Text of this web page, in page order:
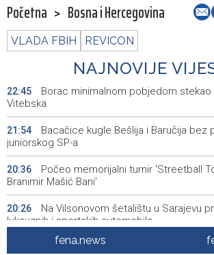
Početna > Bosna i Hercegovina
VLADA FBIH REVICON
NAJNOVIJE
22:45
Borac minimalnom pobjedom
Vitebska
21:54
Bacačice kugle Bešlija i Baručija bez
juniorskog SP-a
20:36
Počeo memorijalni turnir 'Streetball
Branimir Mašić Bani'
20:26
Na Vilsonovom šetalištu u Sarajevu
luksuznih i sportskih automobila
Announcement of events for Friday, 7
fena.news